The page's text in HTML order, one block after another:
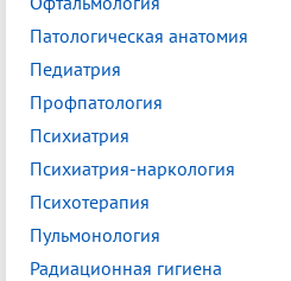
Патологическая анатомия
Педиатрия
Профпатология
Психиатрия
Психиатрия-наркология
Психотерапия
Пульмонология
Радиационная гигиена